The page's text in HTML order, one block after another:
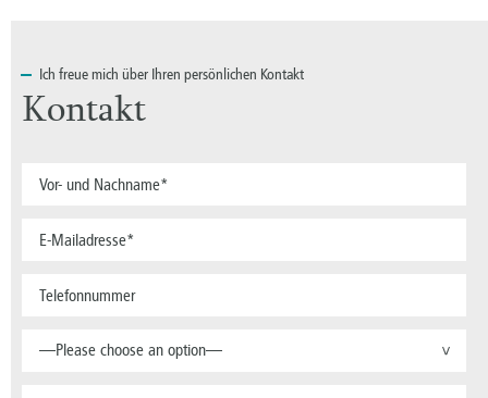
Ich freue mich über Ihren persönlichen Kontakt
Kontakt
—Please choose an option— >